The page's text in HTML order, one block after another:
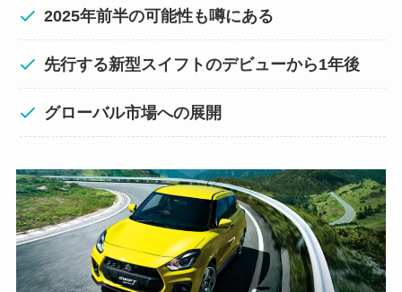
2025年前半の可能性も噂にある
先行する新型スイフトのデビューから1年後
グローバル市場への展開